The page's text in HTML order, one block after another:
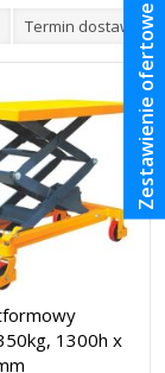
Zestawienie ofertowe
Termin dostawy
1300h x